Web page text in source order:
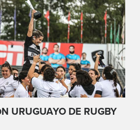
URUGUAYO DE RUGBY